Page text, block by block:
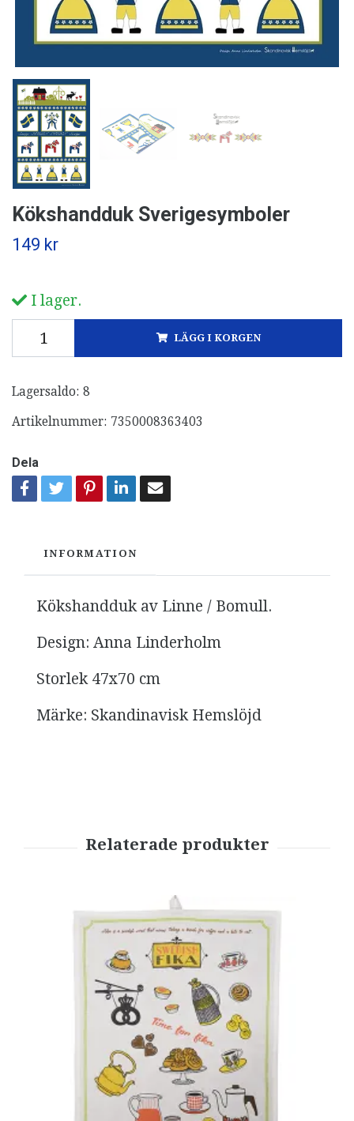
Kökshandduk Sverigesymboler
149 kr
I lager.
LÄGG I KORGEN
Lagersaldo: 8
Artikelnummer: 7350008363403
Dela
INFORMATION
Kökshandduk av Linne / Bomull.
Design: Anna Linderholm
Storlek 47x70 cm
Märke: Skandinavisk Hemslöjd